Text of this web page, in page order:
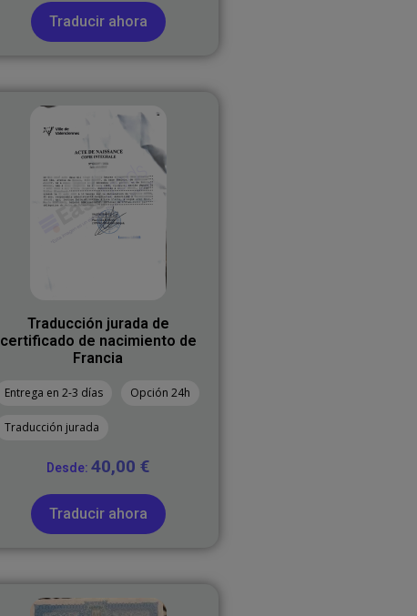
Traducir ahora
Traducción jurada de
certificado de nacimiento de
Francia
Entrega en 2-3 días Opción 24h
Traducción jurada
Desde:40,00€
Traducir ahora